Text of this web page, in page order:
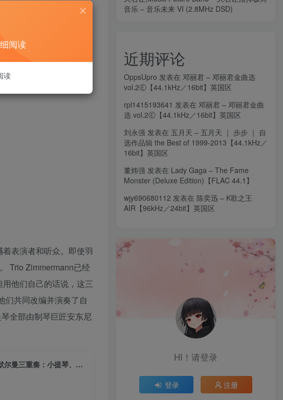
表演者和听众。即使羽
Trio Zimmermann已经
他们自己的话说，这三
们共同改编并演奏了自
全部由制琴巨匠安东尼
Trio Zimmermann – 巴赫: 哥德堡变奏曲, BWV 988 (齐默尔曼三重奏：小提琴、中提琴、大提琴)
音乐 – 音乐未来 VI (2.8MHz DSD)
近期评论
OppsUpro 发表在 邓丽君 – 邓丽君金曲选
vol.2Ⓔ【44.1kHz／16bit】英国区
rpl1415193641 发表在 邓丽君 – 邓丽君金曲
选 vol.2Ⓔ【44.1kHz／16bit】英国区
刘永强 发表在 五月天 – 五月天 ｜ 步步 ｜ 自
选作品辑 the Best of 1999-2013【44.1kHz／
16bit】英国区
董炜强 发表在 Lady Gaga – The Fame
Monster (Deluxe Edition)【FLAC 44.1】
wjy690680112 发表在 陈奕迅 – K歌之王
AIR【96kHz／24bit】英国区
HI！请登录
登录 注册
阅读
读